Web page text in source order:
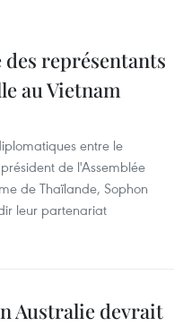
représentants
au Vietnam
entre le
de l'Assemblée
de Thaïlande, Sophon
leur partenariat
Australie devrait